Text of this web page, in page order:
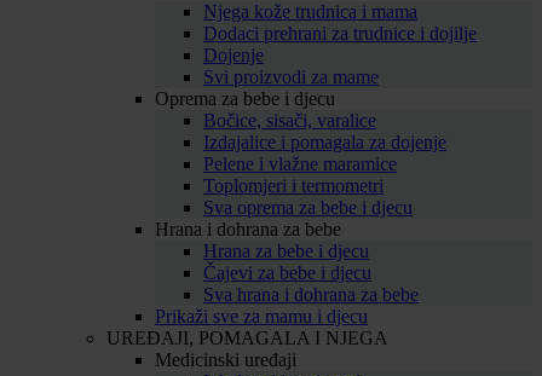
Njega kože trudnica i mama
Dodaci prehrani za trudnice i dojilje
Dojenje
Svi proizvodi za mame
Oprema za bebe i djecu
Bočice, sisači, varalice
Izdajalice i pomagala za dojenje
Pelene i vlažne maramice
Toplomjeri i termometri
Sva oprema za bebe i djecu
Hrana i dohrana za bebe
Hrana za bebe i djecu
Čajevi za bebe i djecu
Sva hrana i dohrana za bebe
Prikaži sve za mamu i djecu
UREĐAJI, POMAGALA I NJEGA
Medicinski uređaji